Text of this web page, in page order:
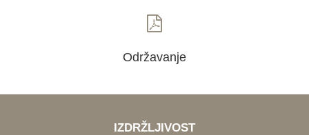
Održavanje
IZDRŽLJIVOST